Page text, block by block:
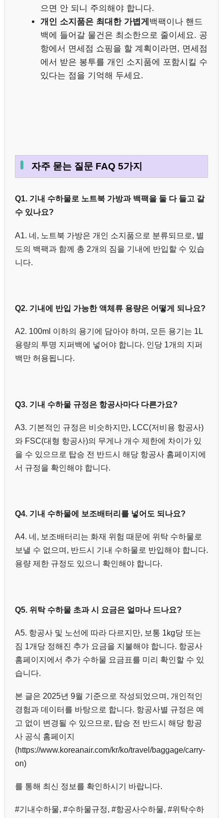
으면 안 되니 주의해야 합니다.
개인 소지품은 최대한 가볍게 백팩이나 핸드
백에 들어갈 물건은 최소한으로 줄이세요. 공
항에서 면세점 쇼핑을 할 계획이라면, 면세점
에서 받은 봉투를 개인 소지품에 포함시킬 수
있다는 점을 기억해 두세요.
자주 묻는 질문 FAQ 5가지
Q1. 기내 수하물로 노트북 가방과 백팩을 둘 다 들고 갈
수 있나요?
A1. 네, 노트북 가방은 개인 소지품으로 분류되므로, 별
도의 백팩과 함께 총 2개의 짐을 기내에 반입할 수 있습
니다.
Q2. 기내에 반입 가능한 액체류 용량은 어떻게 되나요?
A2. 100ml 이하의 용기에 담아야 하며, 모든 용기는 1L
용량의 투명 지퍼백에 넣어야 합니다. 인당 1개의 지퍼
백만 허용됩니다.
Q3. 기내 수하물 규정은 항공사마다 다른가요?
A3. 기본적인 규정은 비슷하지만, LCC(저비용 항공사)
와 FSC(대형 항공사)의 무게나 개수 제한에 차이가 있
을 수 있으므로 탑승 전 반드시 해당 항공사 홈페이지에
서 규정을 확인해야 합니다.
Q4. 기내 수하물에 보조배터리를 넣어도 되나요?
A4. 네, 보조배터리는 화재 위험 때문에 위탁 수하물로
보낼 수 없으며, 반드시 기내 수하물로 반입해야 합니다.
용량 제한 규정도 있으니 확인해야 합니다.
Q5. 위탁 수하물 초과 시 요금은 얼마나 드나요?
A5. 항공사 및 노선에 따라 다르지만, 보통 1kg당 또는
짐 1개당 정해진 추가 요금을 지불해야 합니다. 항공사
홈페이지에서 추가 수하물 요금표를 미리 확인할 수 있
습니다.
본 글은 2025년 9월 기준으로 작성되었으며, 개인적인
경험과 데이터를 바탕으로 합니다. 항공사별 규정은 예
고 없이 변경될 수 있으므로, 탑승 전 반드시 해당 항공
사 공식 홈페이지
(https://www.koreanair.com/kr/ko/travel/baggage/carry-
on)
를 통해 최신 정보를 확인하시기 바랍니다.
#기내수하물, #수하물규정, #항공사수하물, #위탁수하